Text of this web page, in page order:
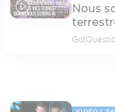
02:31
Nous
VIDÉO